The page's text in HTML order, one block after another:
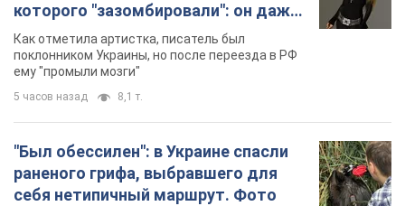
которого "зазомбировали": он даже
русского не знал, а теперь хочет
геноцида украинцев
Как отметила артистка, писатель был
поклонником Украины, но после переезда в РФ
ему "промыли мозги"
5 часов назад 8,1 т.
"Был обессилен": в Украине спасли
раненого грифа, выбравшего для
себя нетипичный маршрут. Фото